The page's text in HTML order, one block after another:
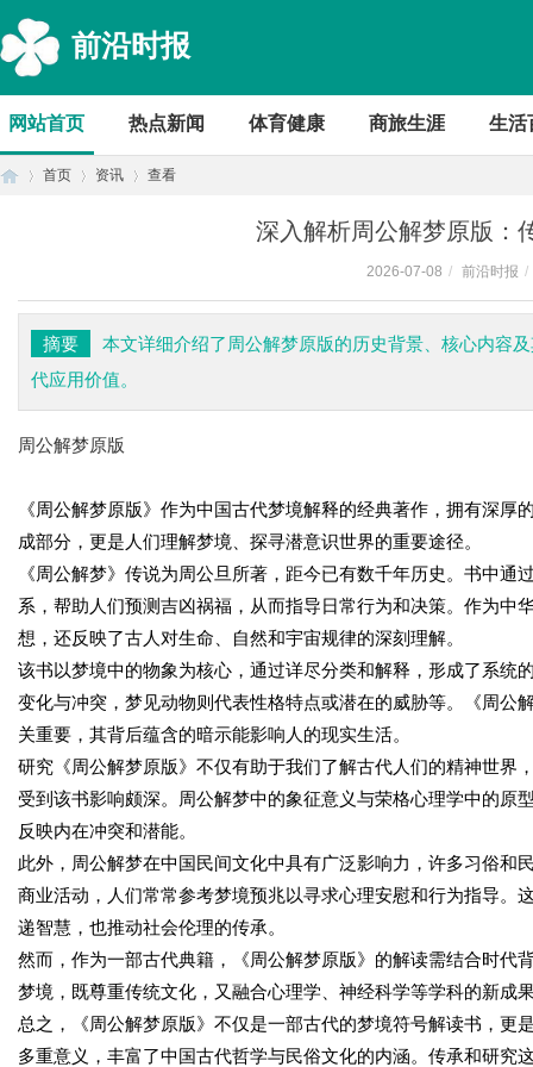
前沿时报
网站首页 热点新闻 体育健康 商旅生涯 生活
首页 资讯 查看
深入解析周公解梦原版：
2026-07-08 / 前沿时报 /
摘要
本文详细介绍了周公解梦原版的历史背景、核心内容
代应用价值。
周公解梦原版
《周公解梦原版》作为中国古代梦境解释的经典著作，拥有深
成部分，更是人们理解梦境、探寻潜意识世界的重要途径。
《周公解梦》传说为周公旦所著，距今已有数千年历史。书中
系，帮助人们预测吉凶祸福，从而指导日常行为和决策。作为
想，还反映了古人对生命、自然和宇宙规律的深刻理解。
该书以梦境中的物象为核心，通过详尽分类和解释，形成了系统
变化与冲突，梦见动物则代表性格特点或潜在的威胁等。《周公
关重要，其背后蕴含的暗示能影响人的现实生活。
研究《周公解梦原版》不仅有助于我们了解古代人们的精神世界
受到该书影响颇深。周公解梦中的象征意义与荣格心理学中的
反映内在冲突和潜能。
此外，周公解梦在中国民间文化中具有广泛影响力，许多习俗
商业活动，人们常常参考梦境预兆以寻求心理安慰和行为指导。
递智慧，也推动社会伦理的传承。
然而，作为一部古代典籍，《周公解梦原版》的解读需结合时代
梦境，既尊重传统文化，又融合心理学、神经科学等学科的新成
总之，《周公解梦原版》不仅是一部古代的梦境符号解读书，
多重意义，丰富了中国古代哲学与民俗文化的内涵。传承和研